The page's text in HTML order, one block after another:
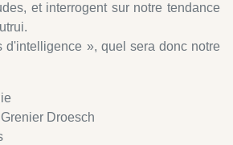
et interrogent sur notre tendance
d'intelligence », quel sera donc notre
Droesch